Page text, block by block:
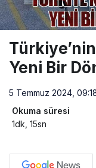
Yeni Bir
5 Temmuz 2024,
Okuma süresi
1dk, 15sn